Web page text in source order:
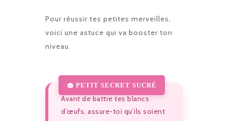
Pour réussir tes petites merveilles,
voici une astuce qui va booster ton
niveau.
Avant de battre tes blancs
d’œufs, assure-toi qu’ils soient